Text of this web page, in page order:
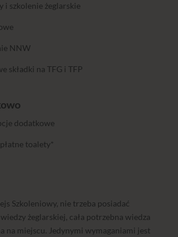
i szkolenie żeglarskie
NNW
składki na TFG i TFP
dodatkowe
toalety*
Szkoleniowy, nie trzeba posiadać
żeglarskiej, cała potrzebna wiedza
na miejscu. Jedynymi wymaganiami jest